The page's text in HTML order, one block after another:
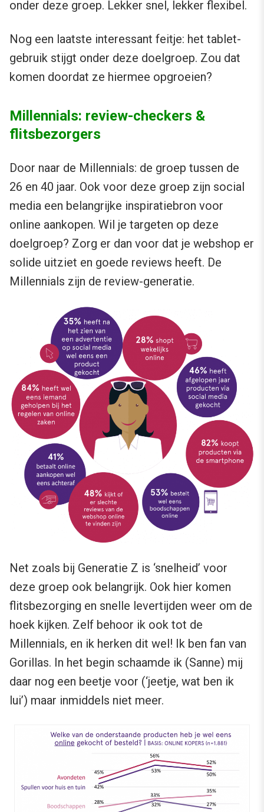
onder deze groep. Lekker snel, lekker flexibel.
Nog een laatste interessant feitje: het tablet-
gebruik stijgt onder deze doelgroep. Zou dat
komen doordat ze hiermee opgroeien?
Millennials: review-checkers &
flitsbezorgers
Door naar de Millennials: de groep tussen de
26 en 40 jaar. Ook voor deze groep zijn social
media een belangrijke inspiratiebron voor
online aankopen. Wil je targeten op deze
doelgroep? Zorg er dan voor dat je webshop er
solide uitziet en goede reviews heeft. De
Millennials zijn de review-generatie.
Net zoals bij Generatie Z is ‘snelheid’ voor
deze groep ook belangrijk. Ook hier komen
flitsbezorging en snelle levertijden weer om de
hoek kijken. Zelf behoor ik ook tot de
Millennials, en ik herken dit wel! Ik ben fan van
Gorillas. In het begin schaamde ik (Sanne) mij
daar nog een beetje voor (‘jeetje, wat ben ik
lui’) maar inmiddels niet meer.